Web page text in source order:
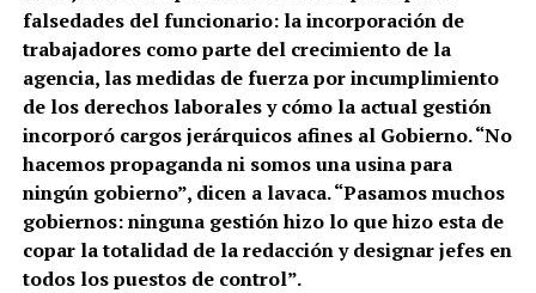
falsedades del funcionario: la incorporación de
trabajadores como parte del crecimiento de la
agencia, las medidas de fuerza por incumplimiento
de los derechos laborales y cómo la actual gestión
incorporó cargos jerárquicos afines al Gobierno. “No
hacemos propaganda ni somos una usina para
ningún gobierno”, dicen a lavaca. “Pasamos muchos
gobiernos: ninguna gestión hizo lo que hizo esta de
copar la totalidad de la redacción y designar jefes en
todos los puestos de control”.